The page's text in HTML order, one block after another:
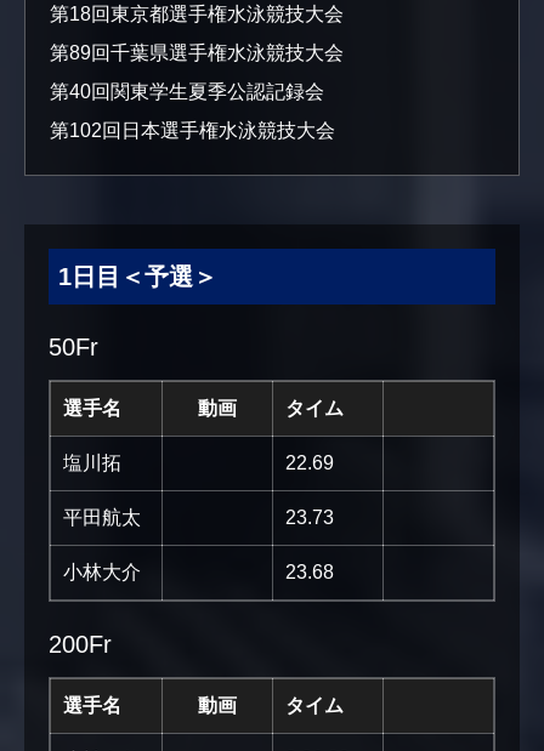
第18回東京都選手権水泳競技大会
第89回千葉県選手権水泳競技大会
第40回関東学生夏季公認記録会
第102回日本選手権水泳競技大会
1日目＜予選＞
50Fr
選手名 動画 タイム
塩川拓 22.69
平田航太 23.73
小林大介 23.68
200Fr
選手名 動画 タイム